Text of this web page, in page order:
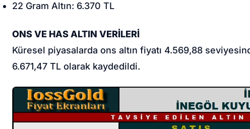
22 Gram Altın: 6.370 TL
ONS VE HAS ALTIN VERİLERİ
Küresel piyasalarda ons altın fiyatı 4.569,88
6.671,47 TL olarak kaydedildi.